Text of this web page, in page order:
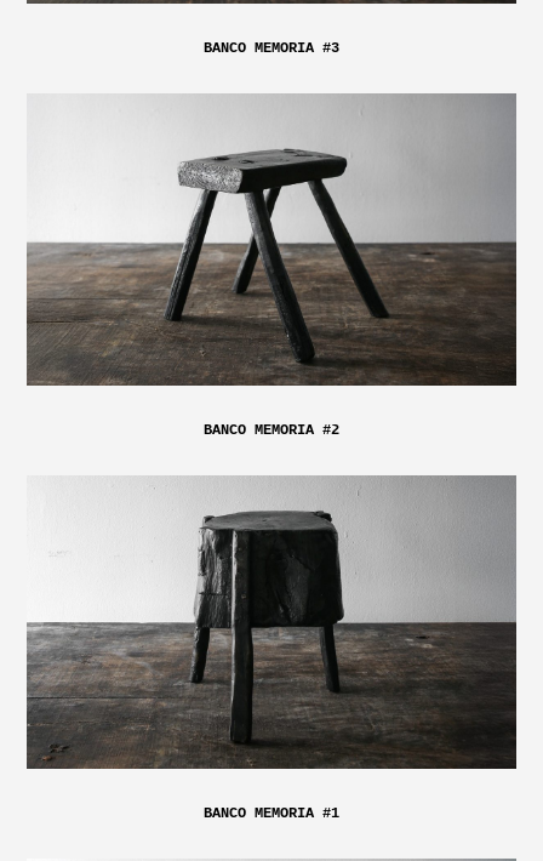
BANCO MEMORIA #3
BANCO MEMORIA #2
BANCO MEMORIA #1